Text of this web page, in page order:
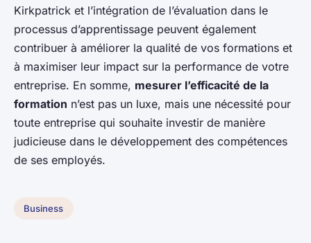
Kirkpatrick et l’intégration de l’évaluation dans le
processus d’apprentissage peuvent également
contribuer à améliorer la qualité de vos formations et
à maximiser leur impact sur la performance de votre
entreprise. En somme, mesurer l’efficacité de la
formation n’est pas un luxe, mais une nécessité pour
toute entreprise qui souhaite investir de manière
judicieuse dans le développement des compétences
de ses employés.
Business